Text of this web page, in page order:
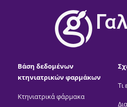
Βάση δεδομένων
κτηνιατρικών φαρμάκων
Κτηνιατρικά φάρμακα
Τι